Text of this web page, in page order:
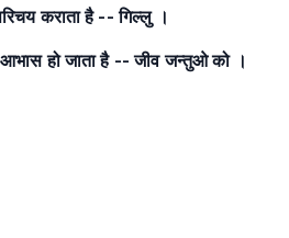
कराता है -- गिल्लु ।
आभास हो जाता है -- जीव जन्तुओ को ।